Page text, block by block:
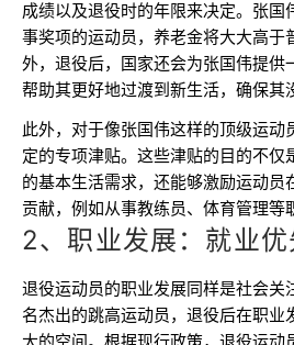
成绩以及退役时的年限来决定。张国
事奖项的运动员，养老金将大大高于
外，退役后，国家还会为张国伟提供
帮助其更好地过渡到新生活，确保其
此外，对于像张国伟这样的顶级运动
定的专项津贴。这些津贴的目的不仅
的基本生活需求，还能够激励运动员
贡献，例如从事教练员、体育管理等
2、职业发展：就业
退役运动员的职业发展同样是社会关
名杰出的跳高运动员，退役后在职业